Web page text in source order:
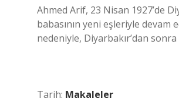
Ahmed Arif, 23 Nisan 1927’de
babasının yeni eşleriyle devam
nedeniyle, Diyarbakır’dan sonra
Tarih: Makaleler